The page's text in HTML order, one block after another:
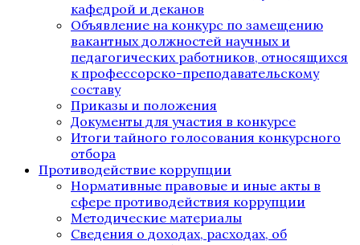
кафедрой и деканов
Объявление на конкурс по замещению
вакантных должностей научных и
педагогических работников, относящихся
к профессорско-преподавательскому
составу
Приказы и положения
Документы для участия в конкурсе
Итоги тайного голосования конкурсного
отбора
Противодействие коррупции
Нормативные правовые и иные акты в
сфере противодействия коррупции
Методические материалы
Сведения о доходах, расходах, об